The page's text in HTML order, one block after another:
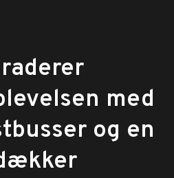
med
og en